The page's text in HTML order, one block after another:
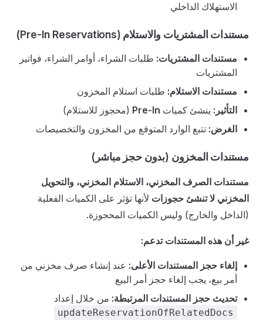
الاستهلاك الداخلي
مستندات المشتريات والاستلام (Pre-In Reservations)
مستندات المشتريات: طلبات الشراء، أوامر الشراء، فواتير
المشتريات
مستندات الاستلام: طلبات استلام المخزون
التأثير: ينشئ كميات Pre-In (محجوز للاستلام)
الغرض: تتبع الوارد المتوقع من المخزون والتخصيصات
مستندات المخزون (بدون حجز مباشر)
مستندات الصرف المخزني، الاستلام المخزني، والتحويل
المخزني لا تنشئ حجوزات لأنها تؤثر على الكميات الفعلية
(الداخل والخارج) وليس الكميات المحجوزة.
غير أن هذه المستندات تدعم:
إلغاء حجز المستندات الأعلى: عند إنشاء صرف مخزني من
أمر بيع، يجب إلغاء حجز أمر البيع
تحديث حجز المستندات المرتبطة: من خلال إعداد
updateReservationOfRelatedDocs